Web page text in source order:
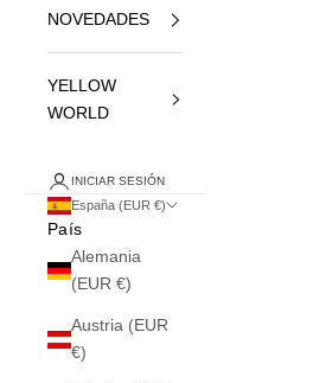
NOVEDADES
YELLOW
WORLD
INICIAR SESIÓN
España (EUR €)
País
Alemania
(EUR €)
Austria (EUR
€)